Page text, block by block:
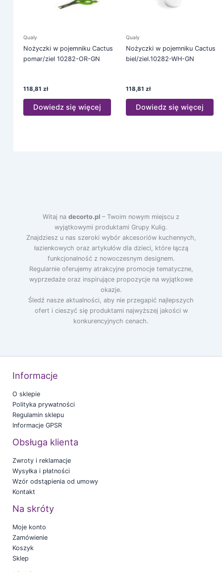
Qualy
Nożyczki w pojemniku Cactus
pomar/ziel 10282-OR-GN
118,81 zł
Dowiedz się więcej
Qualy
Nożyczki w pojemniku Cactus
biel/ziel.10282-WH-GN
118,81 zł
Dowiedz się więcej
Witaj na decorto.pl – Twoim nowym miejscu z
wyjątkowymi produktami Grupy Kulig.
Znajdziesz u nas szeroki wybór akcesoriów kuchennych,
łazienkowych oraz artykułów dla dzieci, które łączą
funkcjonalność z nowoczesnym designem.
Regularnie oferujemy atrakcyjne promocje tematyczne,
wyprzedaże oraz inspirujące propozycje na wyjątkowe
okazje.
Śledź nasze aktualności, aby nie przegapić najlepszych
ofert i cieszyć się produktami najwyższej jakości w
konkurencyjnych cenach.
Informacje
O sklepie
Polityka prywatności
Regulamin sklepu
Informacje GPSR
Obsługa klienta
Zwroty i reklamacje
Wysyłka i płatności
Wzór odstąpienia od umowy
Kontakt
Na skróty
Moje konto
Zamówienie
Koszyk
Sklep